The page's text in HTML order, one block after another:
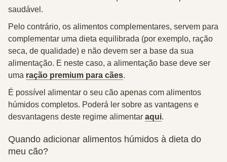
saudável.
Pelo contrário, os alimentos complementares, servem para
complementar uma dieta equilibrada (por exemplo, ração
seca, de qualidade) e não devem ser a base da sua
alimentação. E neste caso, a alimentação base deve ser
uma ração premium para cães.
É possível alimentar o seu cão apenas com alimentos
húmidos completos. Poderá ler sobre as vantagens e
desvantagens deste regime alimentar aqui.
Quando adicionar alimentos húmidos à dieta do
meu cão?